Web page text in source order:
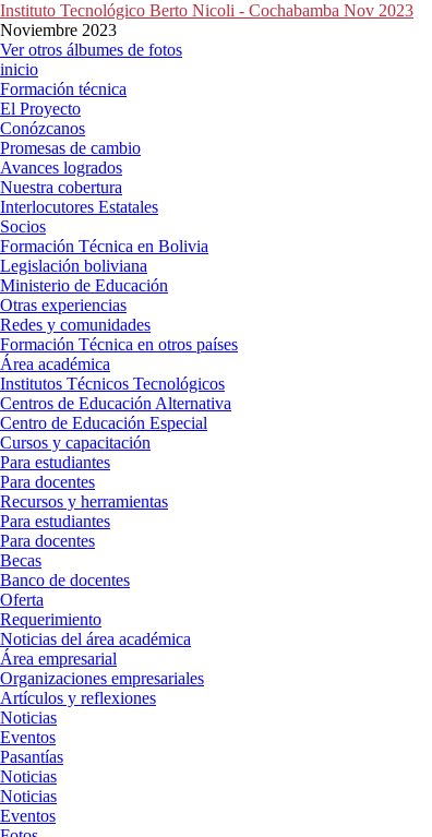
Instituto Tecnológico Berto Nicoli - Cochabamba Nov 2023
Noviembre 2023
Ver otros álbumes de fotos
inicio
Formación técnica
El Proyecto
Conózcanos
Promesas de cambio
Avances logrados
Nuestra cobertura
Interlocutores Estatales
Socios
Formación Técnica en Bolivia
Legislación boliviana
Ministerio de Educación
Otras experiencias
Redes y comunidades
Formación Técnica en otros países
Área académica
Institutos Técnicos Tecnológicos
Centros de Educación Alternativa
Centro de Educación Especial
Cursos y capacitación
Para estudiantes
Para docentes
Recursos y herramientas
Para estudiantes
Para docentes
Becas
Banco de docentes
Oferta
Requerimiento
Noticias del área académica
Área empresarial
Organizaciones empresariales
Artículos y reflexiones
Noticias
Eventos
Pasantías
Noticias
Noticias
Eventos